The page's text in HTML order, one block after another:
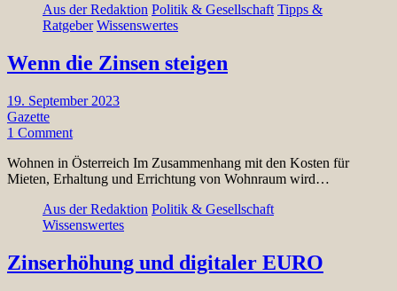
Aus der Redaktion Politik & Gesellschaft Tipps &
Ratgeber Wissenswertes
Wenn die Zinsen steigen
19. September 2023
Gazette
1 Comment
Wohnen in Österreich Im Zusammenhang mit den Kosten für
Mieten, Erhaltung und Errichtung von Wohnraum wird…
Aus der Redaktion Politik & Gesellschaft
Wissenswertes
Zinserhöhung und digitaler EURO